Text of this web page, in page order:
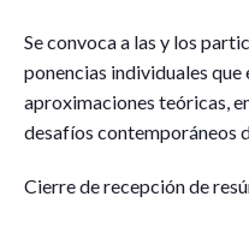
Se convoca a las y los
ponencias individuales
aproximaciones teóricas,
desafíos contemporáneos
Cierre de recepción de